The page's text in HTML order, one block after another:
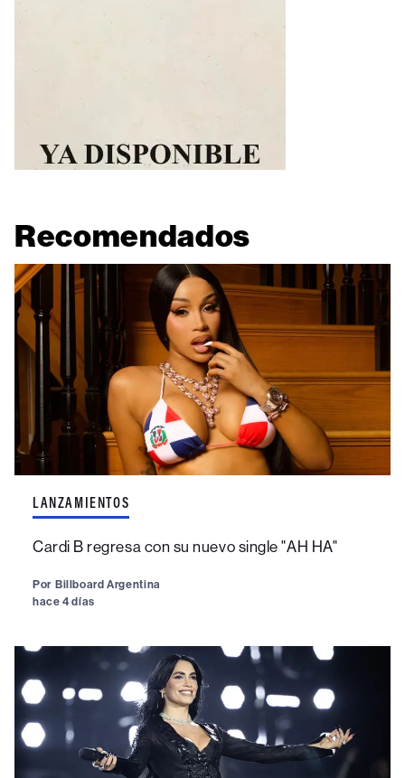
Recomendados
LANZAMIENTOS
Cardi B regresa con su nuevo single "AH HA"
Por Billboard Argentina
hace 4 días